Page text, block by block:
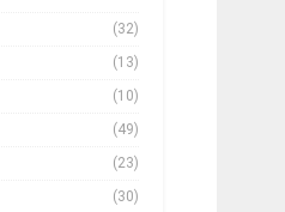
(32)
(13)
(10)
(49)
(23)
(30)